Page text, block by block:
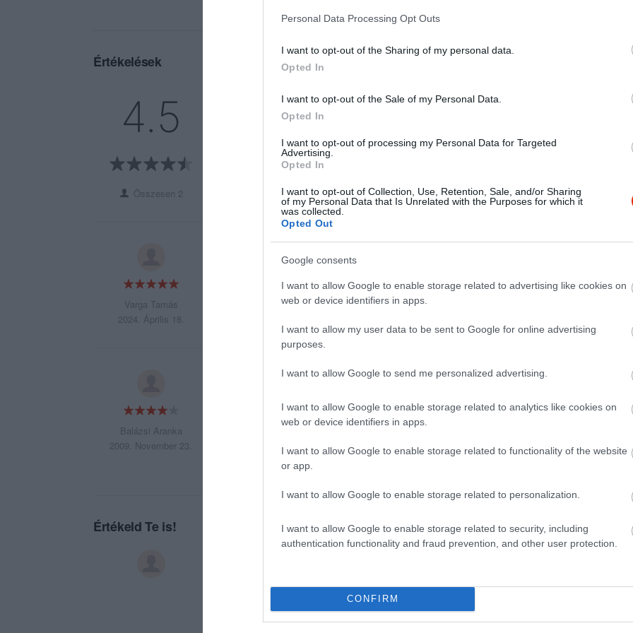
Personal Data Processing Opt Outs
I want to opt-out of the Sharing of my personal data.
Opted In
I want to opt-out of the Sale of my Personal Data.
Opted In
I want to opt-out of processing my Personal Data for Targeted
Advertising.
Opted In
I want to opt-out of Collection, Use, Retention, Sale, and/or Sharing
of my Personal Data that Is Unrelated with the Purposes for which it
was collected.
Opted Out
Google consents
I want to allow Google to enable storage related to advertising like cookies on
web or device identifiers in apps.
I want to allow my user data to be sent to Google for online advertising
purposes.
I want to allow Google to send me personalized advertising.
I want to allow Google to enable storage related to analytics like cookies on
web or device identifiers in apps.
I want to allow Google to enable storage related to functionality of the website
or app.
I want to allow Google to enable storage related to personalization.
I want to allow Google to enable storage related to security, including
authentication functionality and fraud prevention, and other user protection.
CONFIRM
Értékelések
4.5
Összesen 2
Varga Tamás
2024. Április 18.
tudom fogni, hogy lehet csak 1 értékelés... Vagy ez a weboldal haszontalan? :D
Balázsi Aranka
2009. November 23.
Nekem nagyon tetszik!!! Hangulatos szívesen járok ide és az árak is a földön
Értékeld Te is!